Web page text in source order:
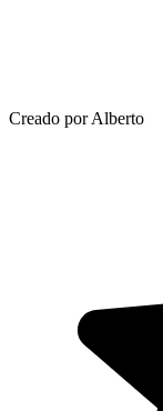
Creado por Alberto